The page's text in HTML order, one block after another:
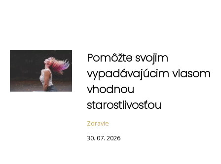
Pomôžte svojim
vypadávajúcim vlasom
vhodnou
starostlivosťou
Zdravie
30. 07. 2026